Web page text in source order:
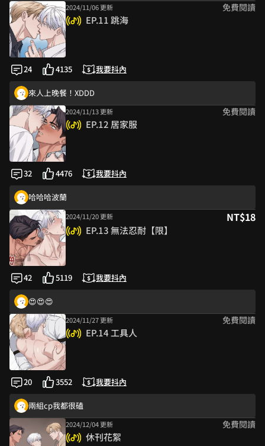
好喜歡老師的劇情內容 期待下一回🥹老師辛苦了
長髮花明不錯耶
千人斬被斬了
不可能現在才發現
好好看❤️
埋胸🥺
現在才知道 哈哈哈
2024/11/06 更新 免費閱讀
EP.11 跳海
24 4135 我要抖內
來人上晚餐！XDDD
律佐是心機男孩!
葉派來抖內葉花初吻！！
律佐：我恨我愛上了木頭
說別人發情小狗自己難道不是嗎龍哥🤣
來人上晚餐！XDDD
2024/11/13 更新 免費閱讀
EP.12 居家服
32 4476 我要抖內
哈哈哈波蘭
一開始看到啤酒快笑死 超大瓶ㄏㄏㄏㄏ
感謝創作好作品！
感謝創作好作品！
你才是那隻公狗!
哈哈哈波蘭
2024/11/20 更新 NT$18
EP.13 無法忍耐【限】
42 5119 我要抖內
😍😍😍
嗚嗚嗚嗚花明寶寶抱一個
雖然這個炮很突然 但我喜歡😘
無聖光超快樂！！！🥹🥹
香死了無聖光超級好看謝謝老師😍
2024/11/27 更新 免費閱讀
EP.14 工具人
20 3552 我要抖內
兩組cp我都很磕
一定要挑撥離間的吧！
2024/12/04 更新 免費閱讀
休刊花絮